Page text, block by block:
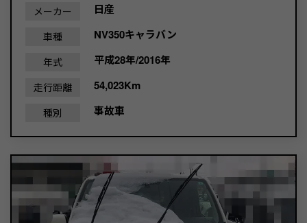
メーカー 日産
車種 NV350キャラバン
年式 平成28年/2016年
走行距離 54,023Km
種別 事故車